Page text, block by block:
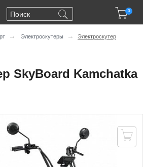
0
→ Электроскутеры →
Электроскутер
SkyBoard Kamchatka
